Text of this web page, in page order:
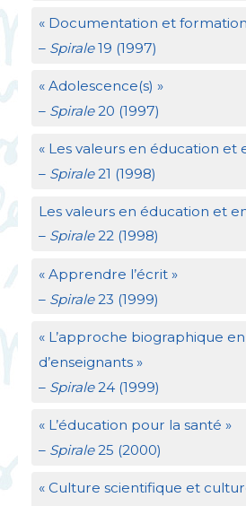
« Documentation et formation
– Spirale19 (1997)
« Adolescence(s) »
– Spirale20 (1997)
« Les valeurs en éducation et
– Spirale21 (1998)
Les valeurs en éducation et
–Spirale22 (1998)
« Apprendre l’écrit »
– Spirale23 (1999)
« L’approche biographique
d’enseignants »
– Spirale24 (1999)
« L’éducation pour la santé »
– Spirale25 (2000)
« Culture scientifique et